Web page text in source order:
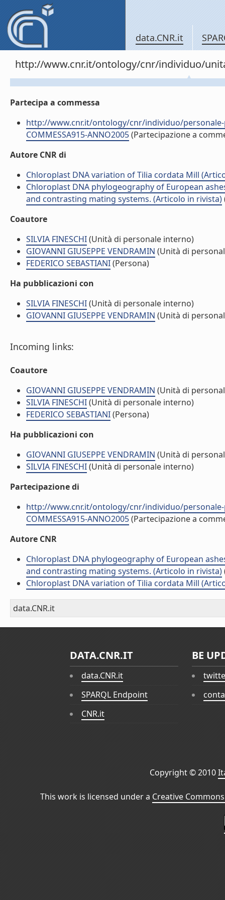
data.CNR.it
http://www.cnr.it/ontology/cnr/individuo/
Partecipa a commessa
http://www.cnr.it/ontology/cnr/individuo/
COMMESSA915-ANNO2005(Partecipazione a
Autore CNR di
Chloroplast DNA variation of Tilia cordata Mill
Chloroplast DNA phylogeography of European
and contrasting mating systems. (Articolo in rivista)
Coautore
SILVIA FINESCHI(Unità di personale interno)
GIOVANNI GIUSEPPE VENDRAMIN (Unità di
FEDERICO SEBASTIANI(Persona)
Ha pubblicazioni con
SILVIA FINESCHI(Unità di personale interno)
GIOVANNI GIUSEPPE VENDRAMIN (Unità di
Incoming links:
Coautore
GIOVANNI GIUSEPPE VENDRAMIN (Unità di
SILVIA FINESCHI(Unità di personale interno)
FEDERICO SEBASTIANI(Persona)
Ha pubblicazioni con
GIOVANNI GIUSEPPE VENDRAMIN (Unità di
SILVIA FINESCHI(Unità di personale interno)
Partecipazione di
http://www.cnr.it/ontology/cnr/individuo/
COMMESSA915-ANNO2005(Partecipazione a
Autore CNR
Chloroplast DNA phylogeography of European
and contrasting mating systems. (Articolo in rivista)
Chloroplast DNA variation of Tilia cordata Mill
data.CNR.it
DATA.CNR.IT
data.CNR.it
SPARQL Endpoint
CNR.it
BE
Copyright © 2010
This work is licensed under a Creative